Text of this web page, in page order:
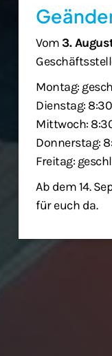
Vom3.
Montag:
Dienstag:
Mittwoch:
Donnerstag:
Freitag:
Ab dem 14.
für euch da.